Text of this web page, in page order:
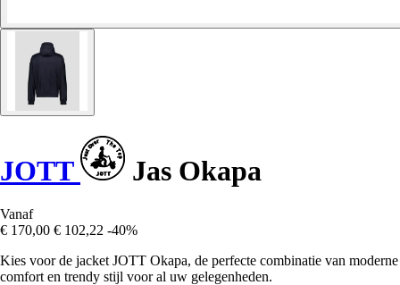
JOTT Jas Okapa
Vanaf
€ 170,00 € 102,22 -40%
Kies voor de jacket JOTT Okapa, de perfecte combinatie van moderne
comfort en trendy stijl voor al uw gelegenheden.